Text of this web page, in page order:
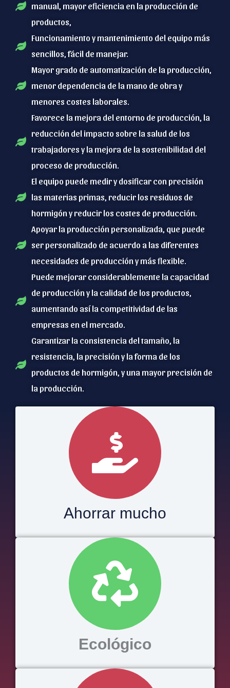
manual, mayor eficiencia en la producción de
productos,
Funcionamiento y mantenimiento del equipo más
sencillos, fácil de manejar.
Mayor grado de automatización de la producción,
menor dependencia de la mano de obra y
menores costes laborales.
Favorece la mejora del entorno de producción, la
reducción del impacto sobre la salud de los
trabajadores y la mejora de la sostenibilidad del
proceso de producción.
El equipo puede medir y dosificar con precisión
las materias primas, reducir los residuos de
hormigón y reducir los costes de producción.
Apoyar la producción personalizada, que puede
ser personalizado de acuerdo a las diferentes
necesidades de producción y más flexible.
Puede mejorar considerablemente la capacidad
de producción y la calidad de los productos,
aumentando así la competitividad de las
empresas en el mercado.
Garantizar la consistencia del tamaño, la
resistencia, la precisión y la forma de los
productos de hormigón, y una mayor precisión de
la producción.
Ahorrar mucho
Ecológico